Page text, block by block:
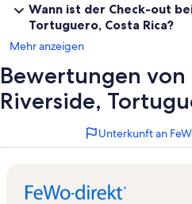
Wann ist der Check-out
Tortuguero, Costa Rica?
Mehr anzeigen
Bewertungen von
Riverside,
Unterkunft an